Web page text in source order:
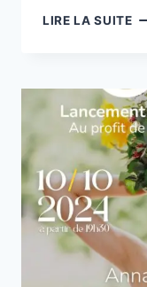
LIRE LA SUITE